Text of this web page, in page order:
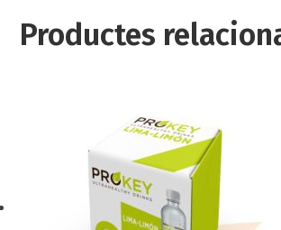
Productes